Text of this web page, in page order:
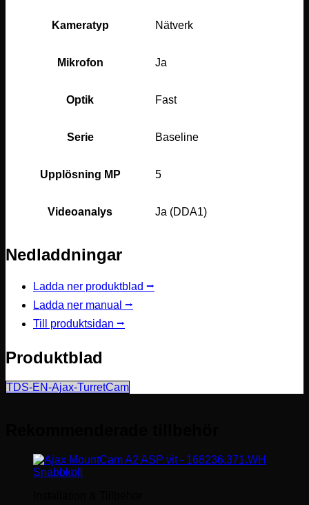
Kameratyp Nätverk
Mikrofon Ja
Optik Fast
Serie Baseline
Upplösning MP 5
Videoanalys Ja (DDA1)
Nedladdningar
Ladda ner produktblad ⭢
Ladda ner manual ⭢
Till produktsidan ⭢
Produktblad
TDS-EN-Ajax-TurretCam
Snabbkoll